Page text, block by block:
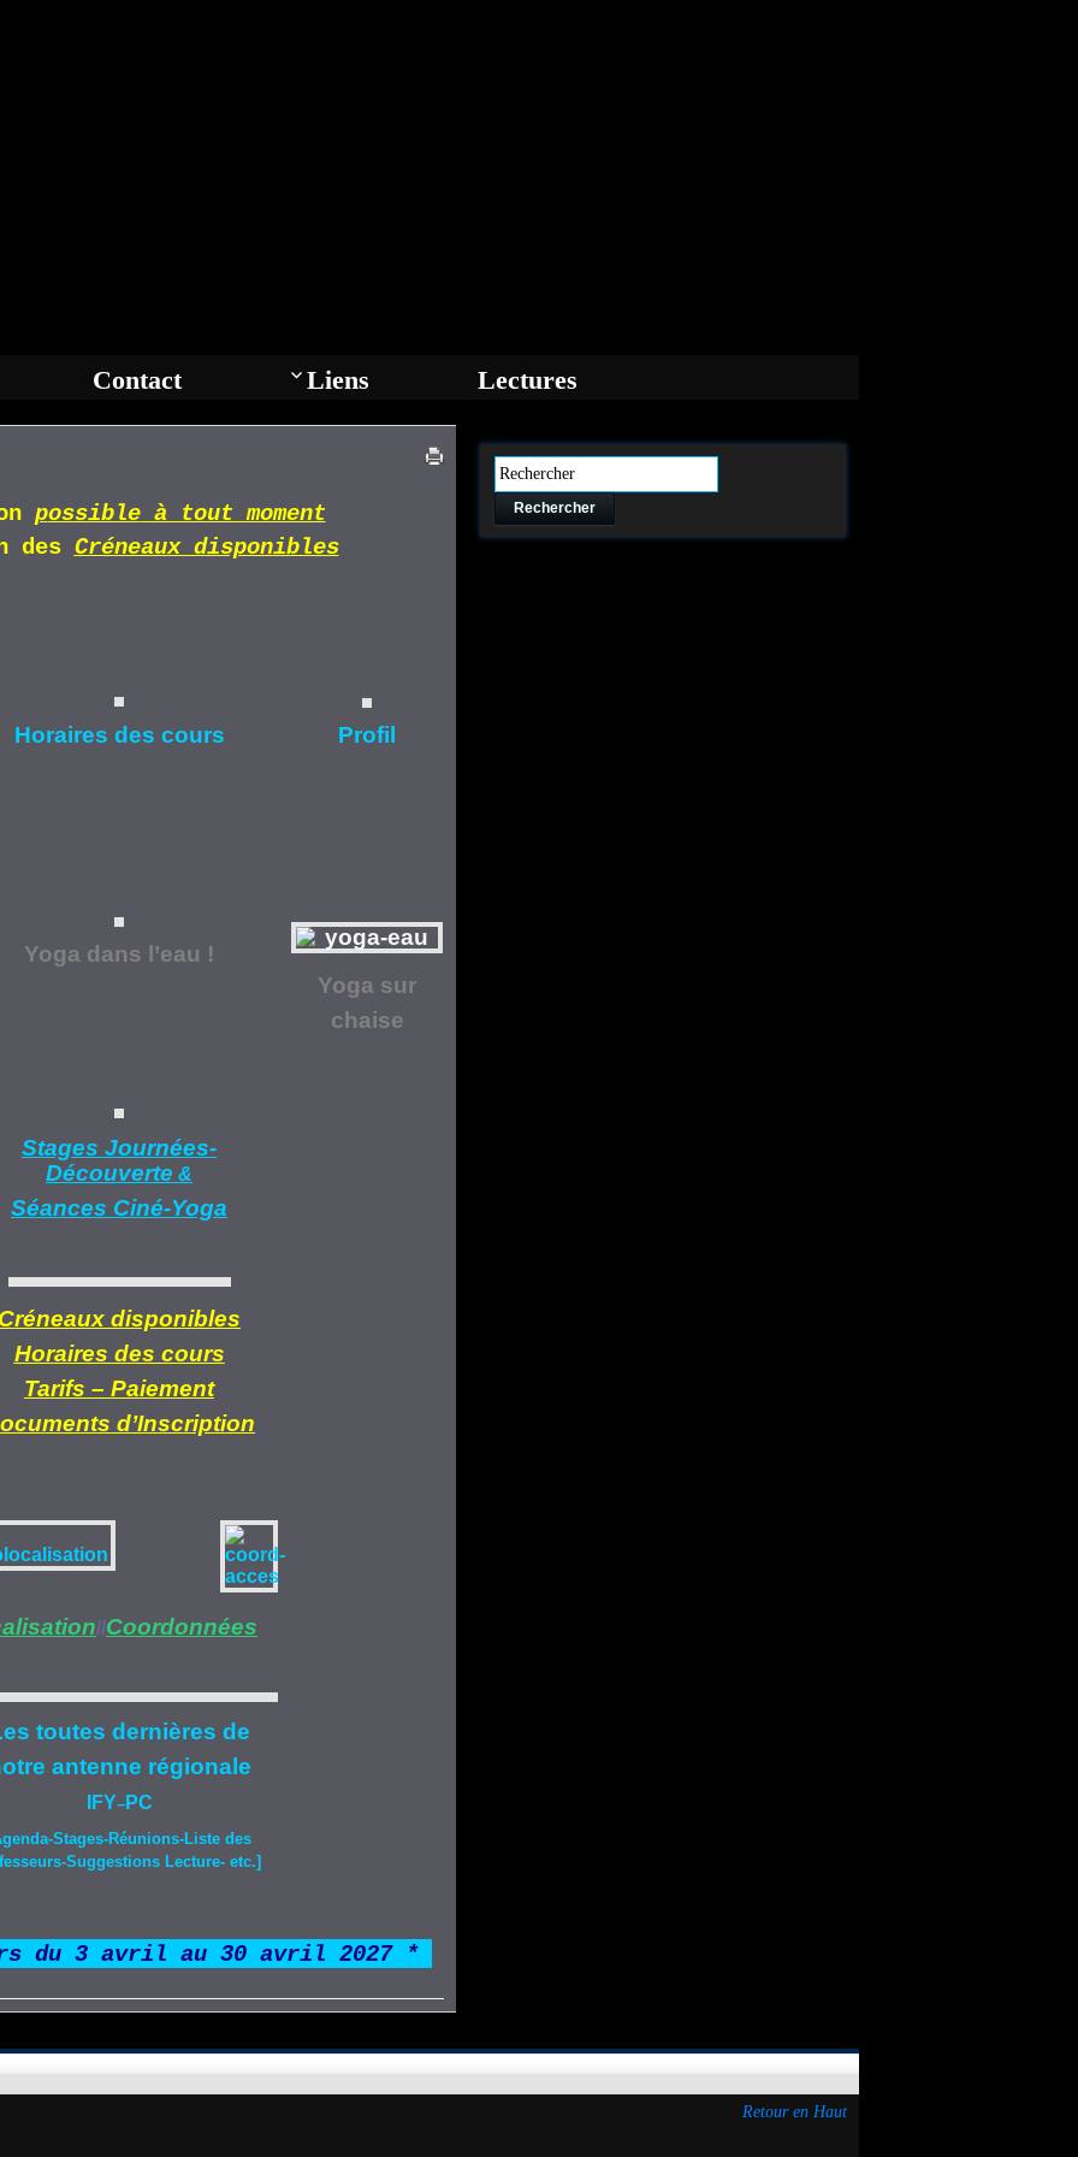
Contact Liens Lectures
possibleà tout moment
des Créneaux disponibles
Horaires des cours Profil
Yoga dans l’eau !
Yoga sur
chaise
Stages Journées-
Découverte &
Séances Ciné-Yoga
disponibles
Horaires des cours
Tarifs – Paiement
d’Inscription
//Coordonnées
toutes dernières de
antenne régionale
IFY–PC
Stages-Réunions-Liste des
Suggestions Lecture- etc.]
du 3 avril au 30 avril 2027 **
Rechercher
Retour en Haut